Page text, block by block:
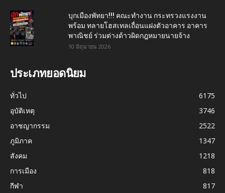
บุกเมืองพัทยา!!! คณะทำงาน กระทรวงแรงงาน
พร้อม ทลายโฮสเทลเถื่อนแฝงตัวอาคาร อาคาร
พาณิชย์ ร่วมต่างด้าวผิดกฎหมายนายจ้าง
10 มิถุนายน 2026
ประเภทยอดนิยม
ทั่วไป
6175
อุบัติเหตุ
3746
อาชญากรรม
2522
ภูมิภาค
1347
สังคม
1218
การเมือง
818
กีฬา
817